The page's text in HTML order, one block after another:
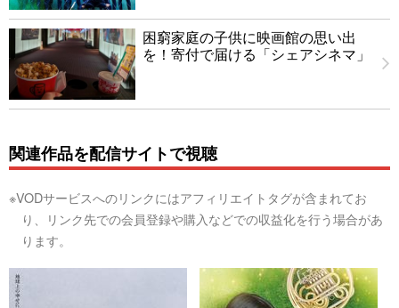
困窮家庭の子供に映画館の思い出
を！寄付で届ける「シェアシネマ」
関連作品を配信サイトで視聴
※VODサービスへのリンクにはアフィリエイトタグが含まれてお
り、リンク先での会員登録や購入などでの収益化を行う場合があ
ります。